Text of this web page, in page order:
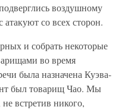
воздушному
со всех сторон.
и собрать некоторые
во время
была назначена Куэва-
был товарищ Чао. Мы
встретив никого,